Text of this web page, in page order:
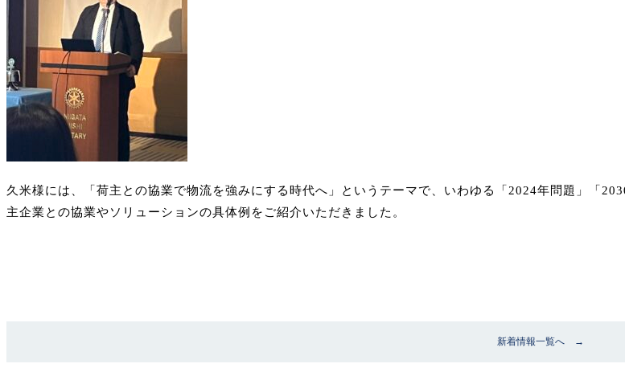
久米様には、「荷主との協業で物流を強みにする時代へ」というテーマで、いわゆる「2024年問題」「
主企業との協業やソリューションの具体例をご紹介いただきました。
新着情報一覧へ →